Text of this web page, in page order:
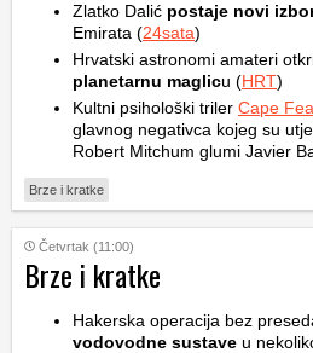
Zlatko Dalić postaje novi
Emirata (24sata)
Hrvatski astronomi amateri
planetarnu maglicu (HRT)
Kultni psihološki triler Cape
glavnog negativca kojeg su
Robert Mitchum glumi Javier
Brze i kratke
Četvrtak (11:00)
Brze i kratke
Hakerska operacija bez
vodovodne sustave u